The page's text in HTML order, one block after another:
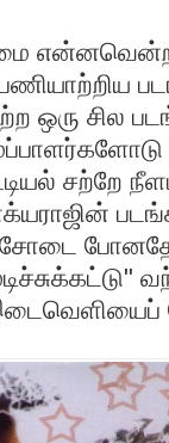
ஒரு சில
சற்றே